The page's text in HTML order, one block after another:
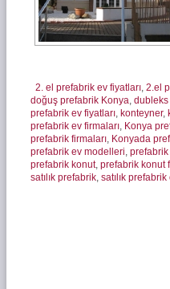
2. el prefabrik ev fiyatları, 2.el
doğuş prefabrik Konya, dubleks
prefabrik ev fiyatları, konteyner,
prefabrik ev firmaları, Konya
prefabrik firmaları, Konyada
prefabrik ev modelleri, prefabrik
prefabrik konut, prefabrik konut
satılık prefabrik, satılık prefabrik